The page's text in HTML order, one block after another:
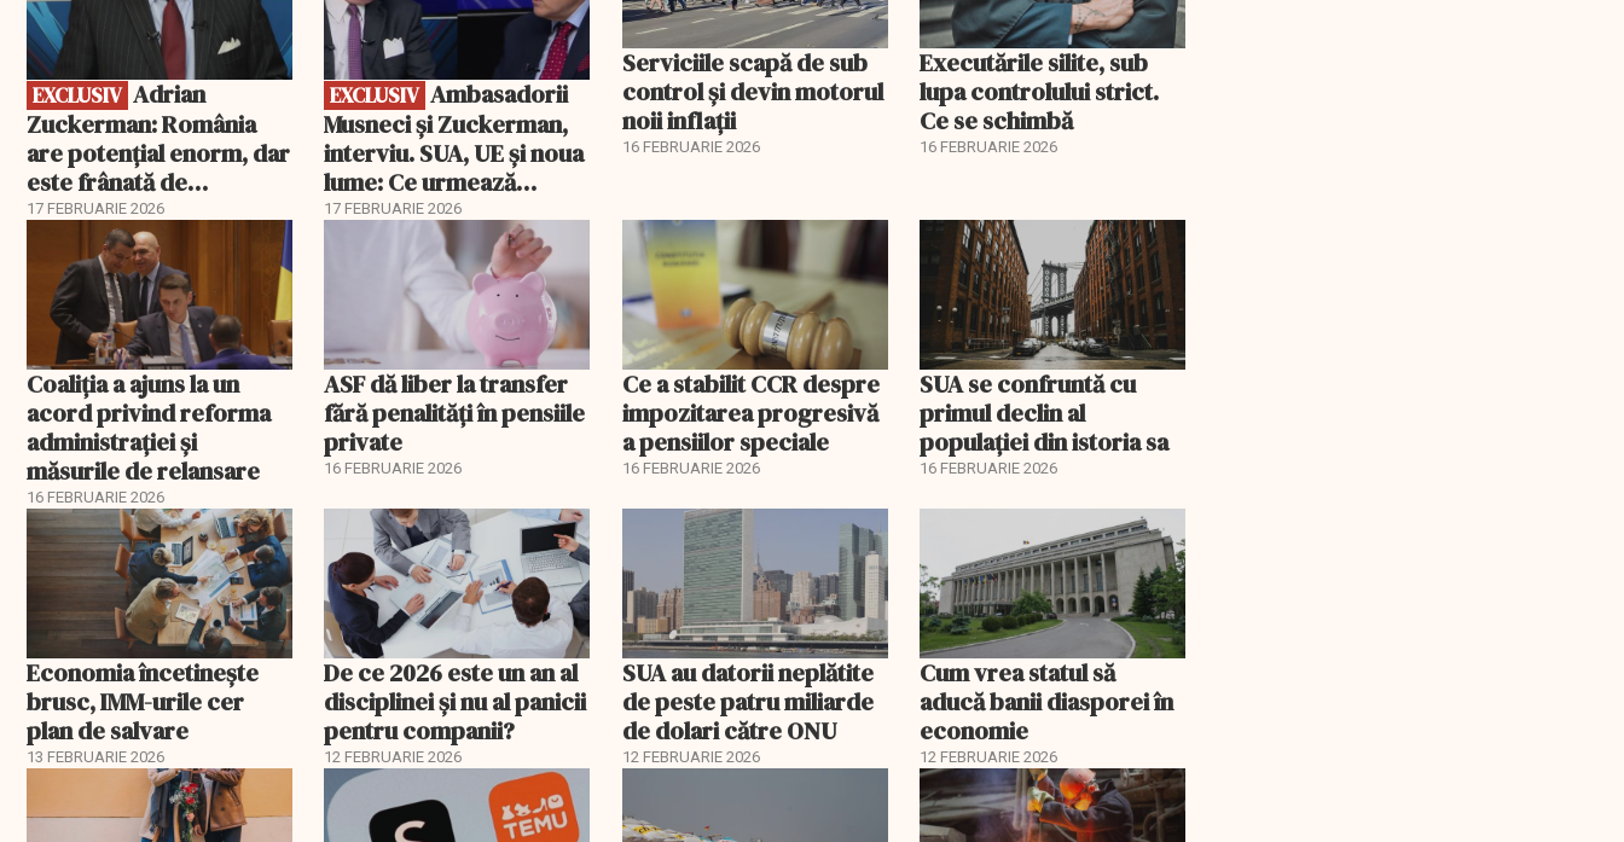
EXCLUSIV
Zuckerman: România
are potențial enorm, dar
este frânată de
corupție, companii de
stat și influența
propagandei ruse
17 FEBRUARIE 2026
EXCLUSIV Ambasadorii
Musneci și Zuckerman,
interviu. SUA, UE și noua
lume: Ce urmează
pentru România
17 FEBRUARIE 2026
Serviciile scapă de sub
control și devin motorul
noii inflații
16 FEBRUARIE 2026
Executările silite, sub
lupa controlului strict.
Ce se schimbă
16 FEBRUARIE 2026
Coaliția a ajuns la un
acord privind reforma
administrației și
măsurile de relansare
16 FEBRUARIE 2026
ASF dă liber la transfer
fără penalități în pensiile
private
16 FEBRUARIE 2026
Ce a stabilit CCR despre
impozitarea progresivă
a pensiilor speciale
16 FEBRUARIE 2026
SUA se confruntă cu
primul declin al
populației din istoria sa
16 FEBRUARIE 2026
Economia încetinește
brusc, IMM-urile cer
plan de salvare
13 FEBRUARIE 2026
De ce 2026 este un an al
disciplinei și nu al panicii
pentru companii?
12 FEBRUARIE 2026
SUA au datorii neplătite
de peste patru miliarde
de dolari către ONU
12 FEBRUARIE 2026
Cum vrea statul să
aducă banii diasporei în
economie
12 FEBRUARIE 2026